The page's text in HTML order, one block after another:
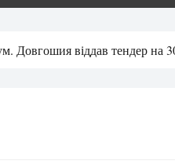
Довгошия віддав тендер на